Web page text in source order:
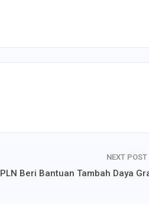
NEXT POST
PLN Beri Bantuan Tambah Daya